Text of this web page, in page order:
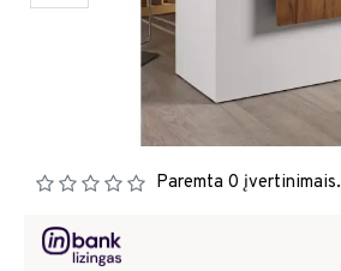
Paremta 0 įvertinimais.